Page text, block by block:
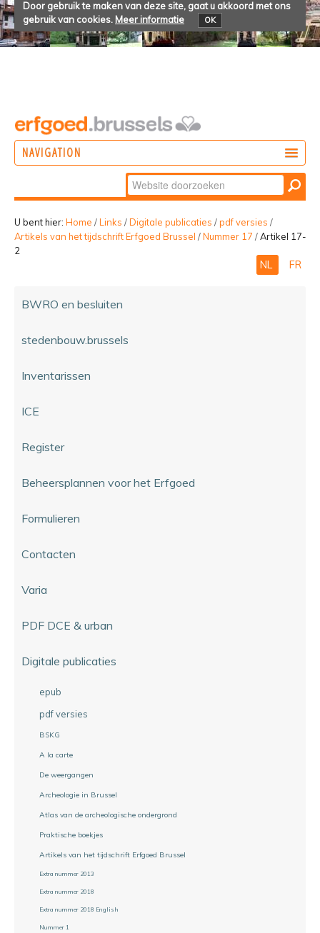
Door gebruik te maken van deze site, gaat u akkoord met ons
gebruik van cookies. Meer informatie OK
NAVIGATION
BELEVEN
Zoek
Geavanceerd
zoeken...
U bent hier: Home /Links /Digitale publicaties /pdf versies /
Artikels van het tijdschrift Erfgoed Brussel /Nummer 17 /Artikel 17-
2
NL FR
BWRO en besluiten
stedenbouw.brussels
Inventarissen
ICE
Register
Beheersplannen voor het Erfgoed
Formulieren
Contacten
Varia
PDF DCE & urban
Digitale publicaties
epub
pdf versies
BSKG
A la carte
De weergangen
Archeologie in Brussel
Atlas van de archeologische ondergrond
Praktische boekjes
Artikels van het tijdschrift Erfgoed Brussel
Extra nummer 2013
Extra nummer 2018
Extra nummer 2018 English
Nummer 1